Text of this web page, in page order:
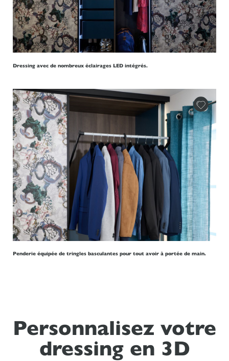
Dressing avec de nombreux éclairages LED intégrés.
Penderie équipée de tringles basculantes pour tout avoir à portée de main.
Personnalisez votre
dressing en 3D